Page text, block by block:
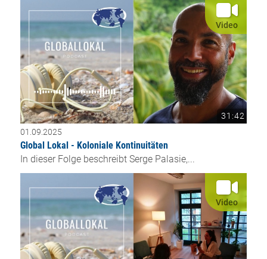
Video
31:42
01.09.2025
Global Lokal - Koloniale Kontinuitäten
In dieser Folge beschreibt Serge Palasie,...
Video